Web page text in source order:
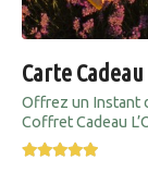
Carte
Offrez un Instant
Coffret Cadeau